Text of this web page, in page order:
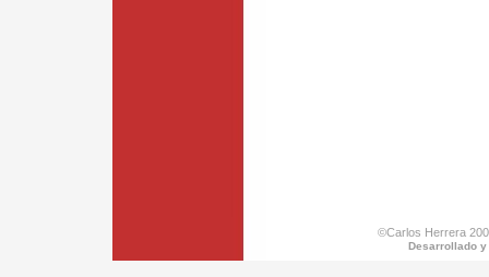
©Carlos Herrera
Desarrollado